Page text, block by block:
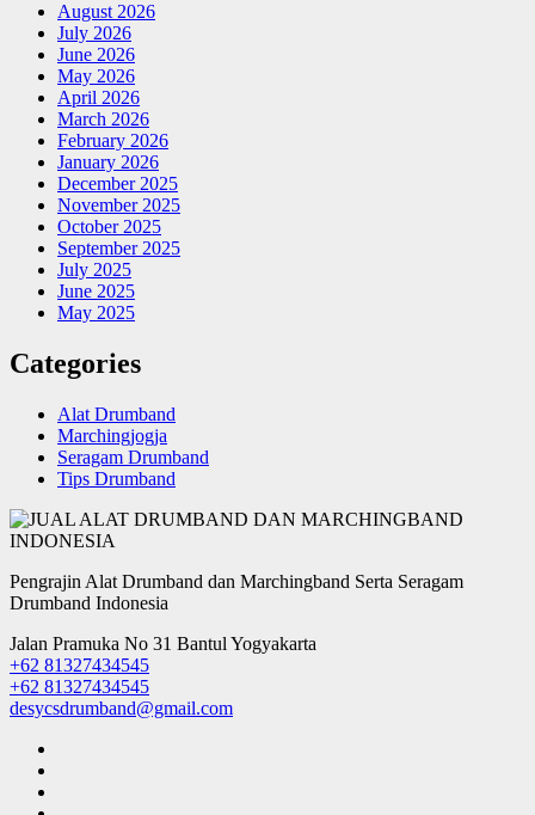
August 2026
July 2026
June 2026
May 2026
April 2026
March 2026
February 2026
January 2026
December 2025
November 2025
October 2025
September 2025
July 2025
June 2025
May 2025
Categories
Alat Drumband
Marchingjogja
Seragam Drumband
Tips Drumband
Pengrajin Alat Drumband dan Marchingband Serta Seragam
Drumband Indonesia
Jalan Pramuka No 31 Bantul Yogyakarta
+62 81327434545
+62 81327434545
desycsdrumband@gmail.com